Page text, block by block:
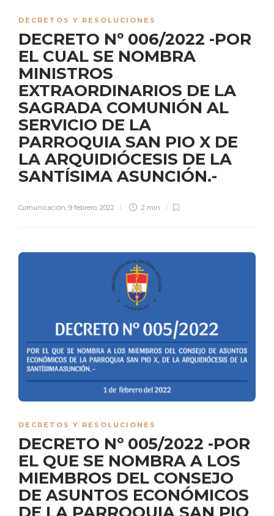
DECRETOS Y RESOLUCIONES
DECRETO Nº 006/2022 -POR
EL CUAL SE NOMBRA
MINISTROS
EXTRAORDINARIOS DE LA
SAGRADA COMUNIÓN AL
SERVICIO DE LA
PARROQUIA SAN PIO X DE
LA ARQUIDIÓCESIS DE LA
SANTÍSIMA ASUNCIÓN.-
Comunicación 9 febrero, 2022 2 min
DECRETOS Y RESOLUCIONES
DECRETO Nº 005/2022 -POR
EL QUE SE NOMBRA A LOS
MIEMBROS DEL CONSEJO
DE ASUNTOS ECONÓMICOS